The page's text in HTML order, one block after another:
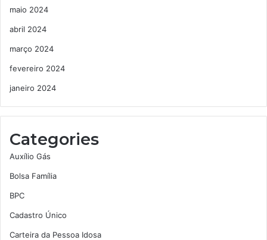
maio 2024
abril 2024
março 2024
fevereiro 2024
janeiro 2024
Categories
Auxílio Gás
Bolsa Família
BPC
Cadastro Único
Carteira da Pessoa Idosa